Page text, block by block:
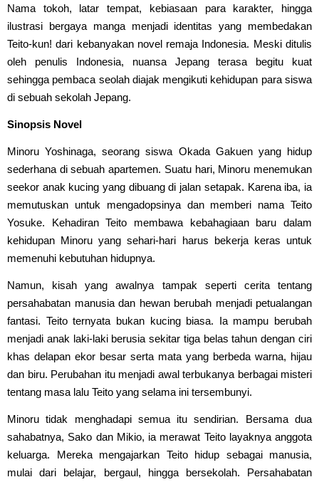
Nama tokoh, latar tempat, kebiasaan para karakter, hingga
ilustrasi bergaya manga menjadi identitas yang membedakan
Teito-kun! dari kebanyakan novel remaja Indonesia. Meski ditulis
oleh penulis Indonesia, nuansa Jepang terasa begitu kuat
sehingga pembaca seolah diajak mengikuti kehidupan para siswa
di sebuah sekolah Jepang.
Sinopsis Novel
Minoru Yoshinaga, seorang siswa Okada Gakuen yang hidup
sederhana di sebuah apartemen. Suatu hari, Minoru menemukan
seekor anak kucing yang dibuang di jalan setapak. Karena iba, ia
memutuskan untuk mengadopsinya dan memberi nama Teito
Yosuke. Kehadiran Teito membawa kebahagiaan baru dalam
kehidupan Minoru yang sehari-hari harus bekerja keras untuk
memenuhi kebutuhan hidupnya.
Namun, kisah yang awalnya tampak seperti cerita tentang
persahabatan manusia dan hewan berubah menjadi petualangan
fantasi. Teito ternyata bukan kucing biasa. Ia mampu berubah
menjadi anak laki-laki berusia sekitar tiga belas tahun dengan ciri
khas delapan ekor besar serta mata yang berbeda warna, hijau
dan biru. Perubahan itu menjadi awal terbukanya berbagai misteri
tentang masa lalu Teito yang selama ini tersembunyi.
Minoru tidak menghadapi semua itu sendirian. Bersama dua
sahabatnya, Sako dan Mikio, ia merawat Teito layaknya anggota
keluarga. Mereka mengajarkan Teito hidup sebagai manusia,
mulai dari belajar, bergaul, hingga bersekolah. Persahabatan